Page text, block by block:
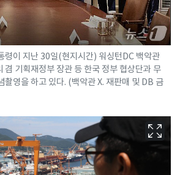
령이 지난 30일(현지시간) 워싱턴DC 백악관
겸 기획재정부 장관 등 한국 정부 협상단과 무
촬영을 하고 있다. (백악관 X. 재판매 및 DB 금